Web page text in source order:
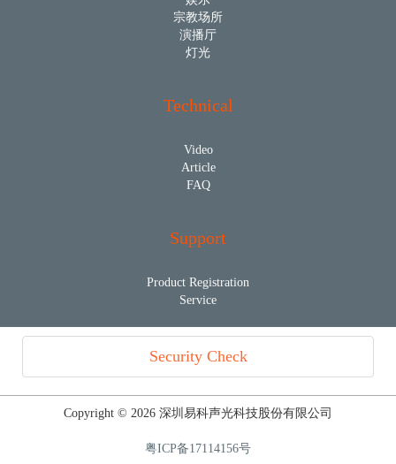
宗教场所
演播厅
灯光
Technical
Video
Article
FAQ
Support
Product Registration
Service
Security Check
Copyright © 2026 深圳易科声光科技股份有限公司
粤ICP备17114156号